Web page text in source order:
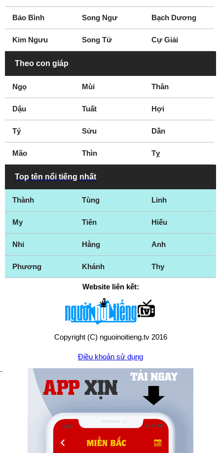
Bảo Bình Song Ngư Bạch Dương
Kim Ngưu Song Tử Cự Giải
Theo con giáp
Ngọ Mùi Thân
Dậu Tuất Hợi
Tý Sửu Dần
Mão Thìn Tỵ
Top tên nổi tiếng nhất
Thành Tùng Linh
My Tiên Hiếu
Nhi Hằng Anh
Phương Khánh Thy
Website liên kết:
Copyright (C) nguoinoitieng.tv 2016
Điều khoản sử dụng
Liên hệ: mail.nguoinoitieng.tv@gmail.com